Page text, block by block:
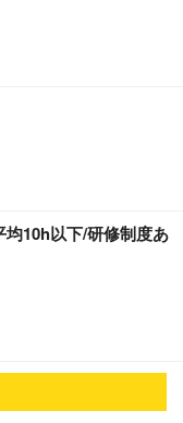
10h以下/研修制度あ